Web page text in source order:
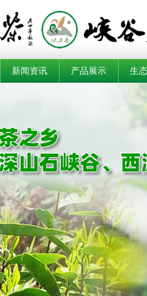
新闻资讯 产品展示 生